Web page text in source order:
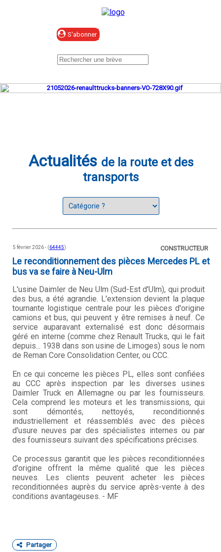
Actualités de la route et des
transports
5 février 2026 - (64445) CONSTRUCTEUR
Le reconditionnement des pièces Mercedes PL et
bus va se faire à Neu-Ulm
L'usine Daimler de Neu Ulm (Sud-Est d'Ulm), qui produit
des bus, a été agrandie. L'extension devient la plaque
tournante logistique centrale pour les pièces d'origine
camions et bus, qui peuvent y être remises à neuf. Ce
service auparavant externalisé est donc désormais
géré en interne (comme chez Renault Trucks, qui le fait
depuis... 1938 dans son usine de Limoges) sous le nom
de Reman Core Consolidation Center, ou CCC.
En ce qui concerne les pièces PL, elles sont confiées
au CCC après inspection par les diverses usines
Daimler Truck en Allemagne ou par les fournisseurs.
Cela comprend les moteurs et les transmissions, qui
sont démontés, nettoyés, reconditionnés
industriellement et réassemblés avec des pièces
d'usure neuves par des spécialistes internes ou par
des fournisseurs suivant des spécifications précises.
Ce processus garantit que les pièces reconditionnées
d'origine offrent la même qualité que les pièces
neuves. Les clients peuvent acheter les pièces
reconditionnées auprès du service après-vente à des
conditions avantageuses. - MF
Partager